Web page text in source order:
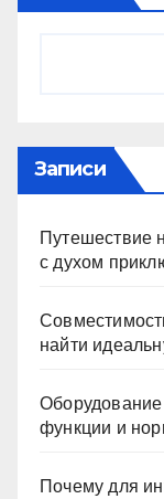
Записи
Путешествие
с духом
найти
функции и
Почему для